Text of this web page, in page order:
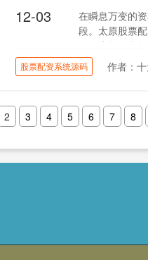
12-03
在瞬息万变的
段。太原股票
码，为投资者
股票配资系统源码 作者：
2 3 4 5 6 7 8